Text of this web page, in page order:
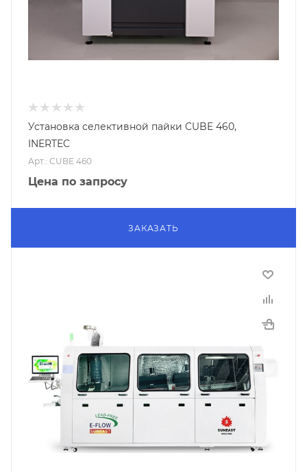
Установка селективной пайки CUBE 460,
INERTEC
Арт.: CUBE 460
Цена по запросу
ЗАКАЗАТЬ